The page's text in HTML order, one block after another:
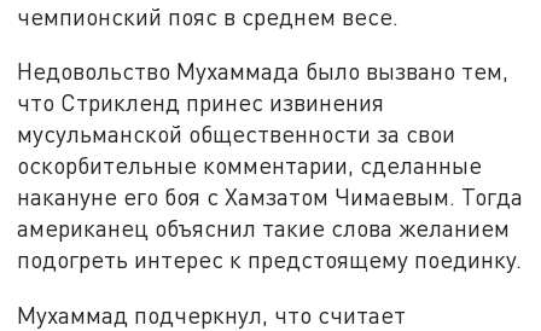
чемпионский пояс в среднем весе.
Недовольство Мухаммада было вызвано тем,
что Стрикленд принес извинения
мусульманской общественности за свои
оскорбительные комментарии, сделанные
накануне его боя с Хамзатом Чимаевым. Тогда
американец объяснил такие слова желанием
подогреть интерес к предстоящему поединку.
Мухаммад подчеркнул, что считает